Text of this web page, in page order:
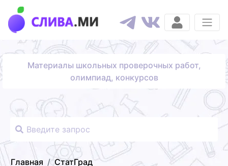
Материалы школьных проверочных работ,
олимпиад, конкурсов
Главная СтатГрад